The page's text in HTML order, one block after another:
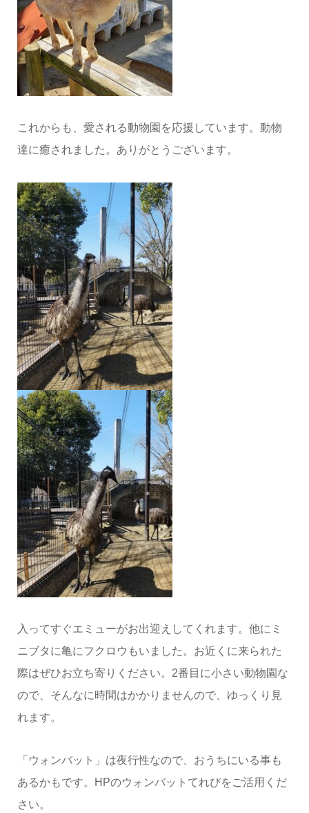
これからも、愛される動物園を応援しています。動物
達に癒されました。ありがとうございます。
入ってすぐエミューがお出迎えしてくれます。他にミ
ニブタに亀にフクロウもいました。お近くに来られた
際はぜひお立ち寄りください。2番目に小さい動物園な
ので、そんなに時間はかかりませんので、ゆっくり見
れます。
「ウォンバット」は夜行性なので、おうちにいる事も
あるかもです。HPのウォンバットてれびをご活用くだ
さい。